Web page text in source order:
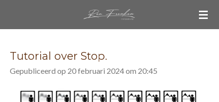
deTutorial over Stop.
Gepubliceerd op 20 februari 2024 om 20:45